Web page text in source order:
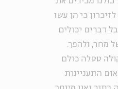
כי הן עשו
דברים יכולים
מחר, ולהפך.
טסלה כולם
התעניינות